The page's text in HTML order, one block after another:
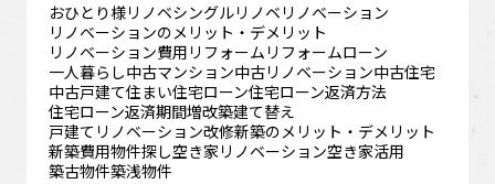
おひとり様リノベシングルリノベ リノベーション
リノベーションのメリット・デメリット
リノベーション費用 リフォーム リフォームローン
一人暮らし中古マンション中古リノベーション中古住宅
中古戸建て住まい住宅ローン住宅ローン返済方法
住宅ローン返済期間増改築建て替え
戸建てリノベーション改修新築のメリット・デメリット
新築費用物件探し空き家リノベーション空き家活用
築古物件築浅物件